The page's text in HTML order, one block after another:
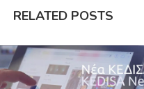
RELATED POSTS